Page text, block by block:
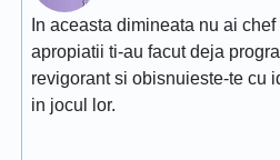
In aceasta dimineata nu ai
apropiatii ti-au facut deja
revigorant si obisnuieste-te cu
in jocul lor.